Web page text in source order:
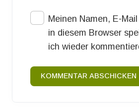
Meinen Namen, E-
in diesem Browser
ich wieder
KOMMENTAR ABSCHICKEN